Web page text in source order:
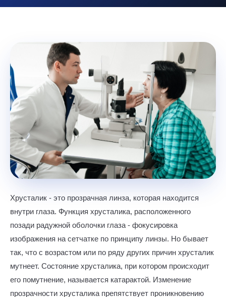
Хрусталик - это прозрачная линза, которая находится
внутри глаза. Функция хрусталика, расположенного
позади радужной оболочки глаза - фокусировка
изображения на сетчатке по принципу линзы. Но бывает
так, что с возрастом или по ряду других причин хрусталик
мутнеет. Состояние хрусталика, при котором происходит
его помутнение, называется катарактой. Изменение
прозрачности хрусталика препятствует проникновению